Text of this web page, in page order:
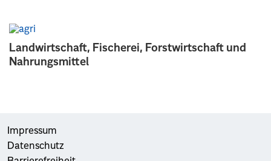
Landwirtschaft, Fischerei, Forstwirtschaft und
Nahrungsmittel
Impressum
Datenschutz